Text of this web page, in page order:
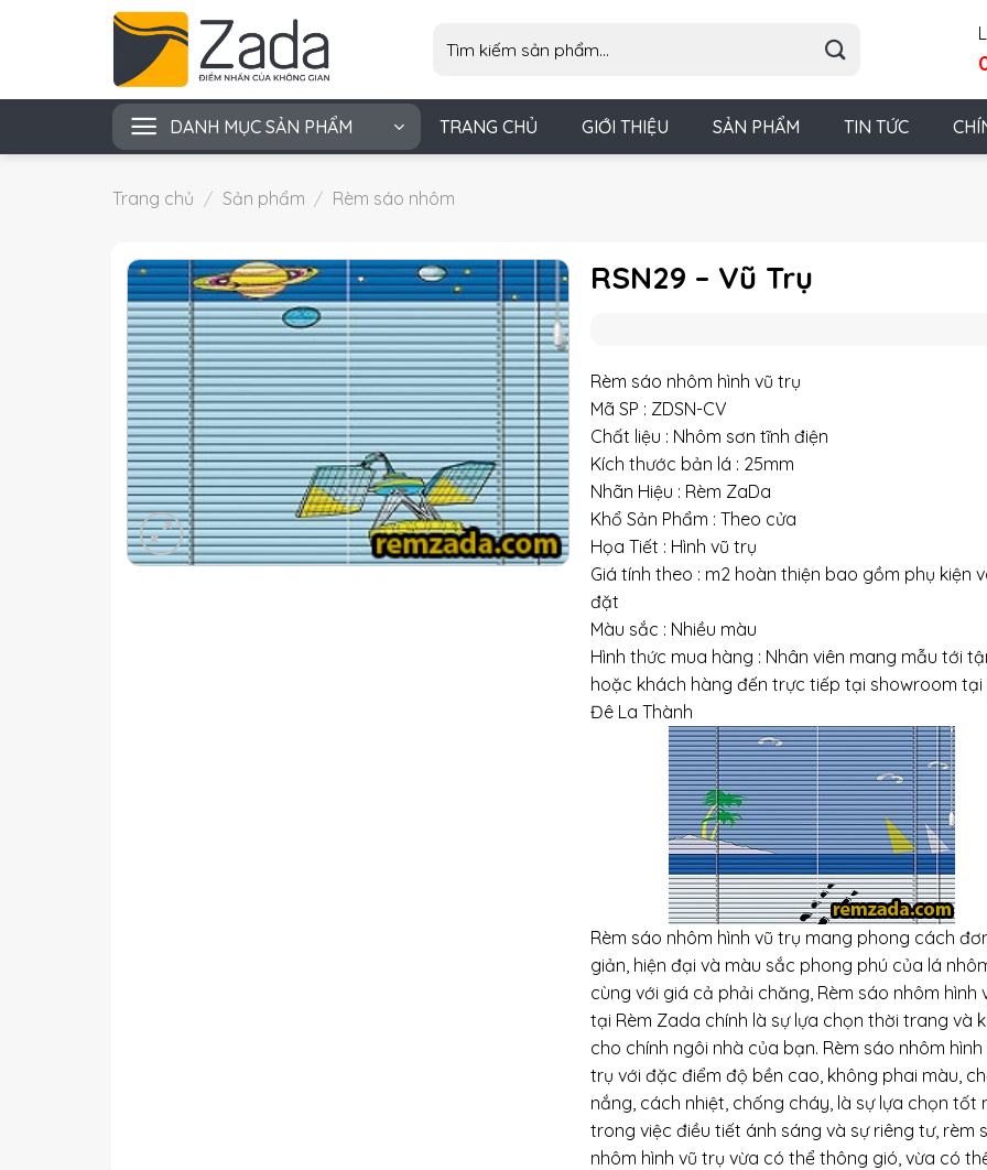
kiếm:
DANH MỤC SẢN PHẨM TRANG CHỦ GIỚI THIỆU SẢN PHẨM TIN TỨC
Trang chủ / Sản phẩm / Rèm sáo nhôm
RSN29 – Vũ Trụ
Rèm sáo nhôm hình vũ trụ
Mã SP : ZDSN-CV
Chất liệu : Nhôm sơn tĩnh điện
Kích thước bản lá : 25mm
Nhãn Hiệu : Rèm ZaDa
Khổ Sản Phẩm : Theo cửa
Họa Tiết : Hình vũ trụ
Giá tính theo : m2 hoàn thiện bao gồm phụ kiện
đặt
Màu sắc : Nhiều màu
Hình thức mua hàng : Nhân viên mang mẫu tới
hoặc khách hàng đến trực tiếp tại showroom tại
Đê La Thành
Rèm sáo nhôm hình vũ trụ mang phong cách
giản, hiện đại và màu sắc phong phú của lá
cùng với giá cả phải chăng, Rèm sáo nhôm hình
tại Rèm Zada chính là sự lựa chọn thời trang và
cho chính ngôi nhà của bạn. Rèm sáo nhôm hình
trụ với đặc điểm độ bền cao, không phai màu,
nắng, cách nhiệt, chống cháy, là sự lựa chọn tốt
trong việc điều tiết ánh sáng và sự riêng tư, rèm
nhôm hình vũ trụ vừa có thể thông gió, vừa có